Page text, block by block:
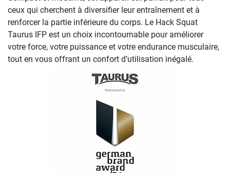
ceux qui cherchent à diversifier leur entraînement et à
renforcer la partie inférieure du corps. Le Hack Squat
Taurus IFP est un choix incontournable pour améliorer
votre force, votre puissance et votre endurance musculaire,
tout en vous offrant un confort d’utilisation inégalé.